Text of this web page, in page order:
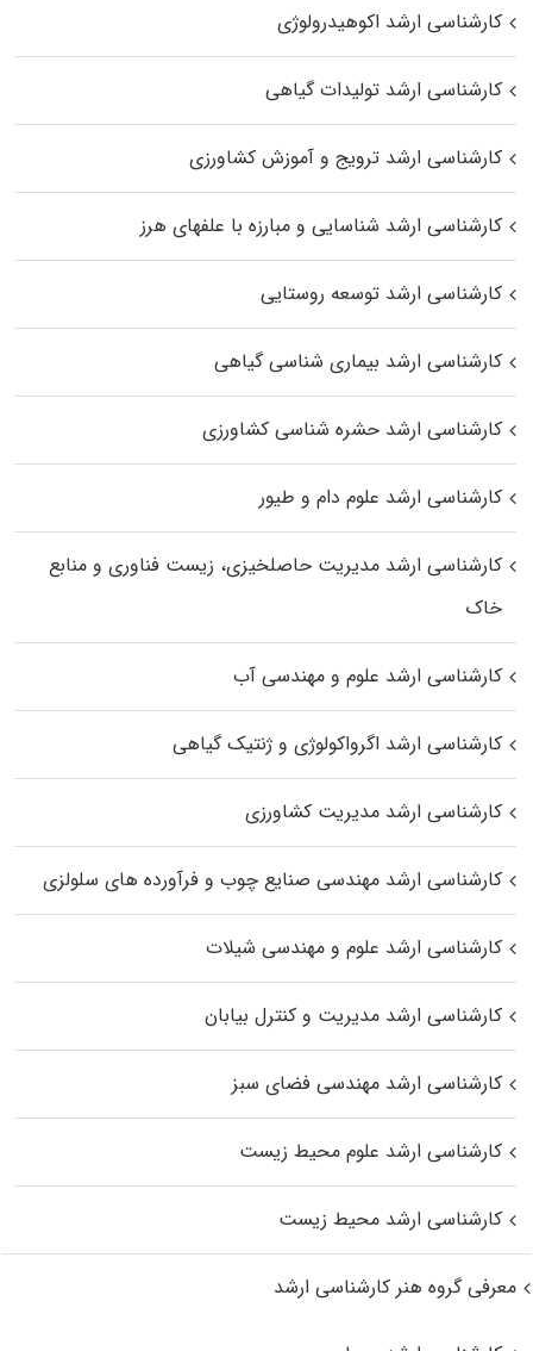
کارشناسی ارشد اکوهیدرولوژی
کارشناسی ارشد تولیدات گیاهی
کارشناسی ارشد ترویج و آموزش کشاورزی
کارشناسی ارشد شناسایی و مبارزه با علفهای هرز
کارشناسی ارشد توسعه روستایی
کارشناسی ارشد بیماری‌ شناسی گیاهی
کارشناسی ارشد حشره‌ شناسی کشاورزی
کارشناسی ارشد علوم دام و طیور
کارشناسی ارشد مدیریت حاصلخیزی، زیست فناوری و منابع
خاک
کارشناسی ارشد علوم و مهندسی آب
کارشناسی ارشد اگرواکولوژی و ژنتیک گیاهی
کارشناسی ارشد مدیریت کشاورزی
کارشناسی ارشد مهندسی صنایع چوب و فرآورده‌ های سلولزی
کارشناسی ارشد علوم و مهندسی شیلات
کارشناسی ارشد مدیریت و کنترل بیابان
کارشناسی ارشد مهندسی فضای سبز
کارشناسی ارشد علوم محیط‌ زیست
کارشناسی ارشد محیط زیست
معرفی گروه هنر کارشناسی ارشد